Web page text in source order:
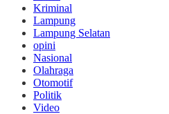
Kriminal
Lampung
Lampung Selatan
opini
Nasional
Olahraga
Otomotif
Politik
Video